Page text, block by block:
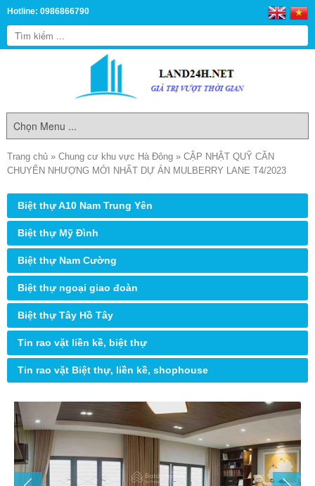
Hotline: 0986866790
Trang chủ » Chung cư khu vực Hà Đông » CẬP NHẬT QUỸ CĂN
CHUYỂN NHƯỢNG MỚI NHẤT DỰ ÁN MULBERRY LANE T4/2023
Biệt thự A10 Nam Trung Yên
Biệt thự Mỹ Đình
Biệt thự Nam Cường
Biệt thự ngoại giao đoàn
Biệt thự Tây Hồ Tây
Tin rao vặt liền kề, biệt thự
Tin rao vặt Biệt thự, liền kề, shophouse